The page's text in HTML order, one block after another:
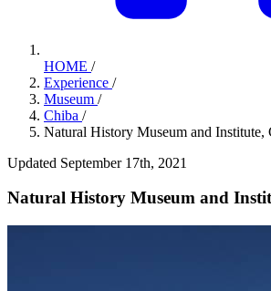
HOME /
Experience /
Museum /
Chiba /
Natural History Museum and Institute,
Updated September 17th, 2021
Natural History Museum and